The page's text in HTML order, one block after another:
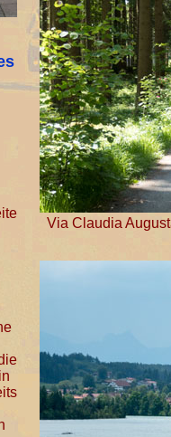
Via Claudia